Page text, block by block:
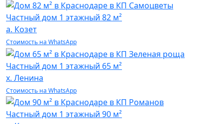
Частный дом 1 этажный 82 м²
а. Козет
Стоимость на WhatsApp
Частный дом 1 этажный 65 м²
х. Ленина
Стоимость на WhatsApp
Частный дом 1 этажный 90 м²